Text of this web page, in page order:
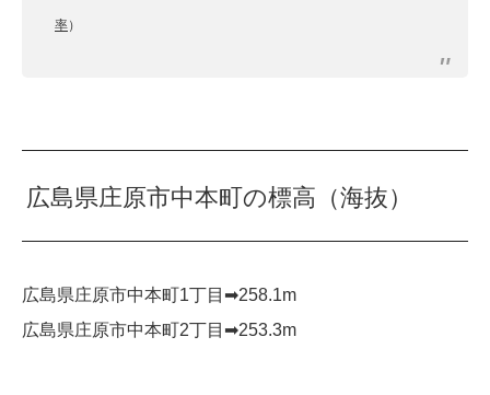
率）
広島県庄原市中本町の標高（海抜）
広島県庄原市中本町1丁目➡︎258.1m
広島県庄原市中本町2丁目➡︎253.3m